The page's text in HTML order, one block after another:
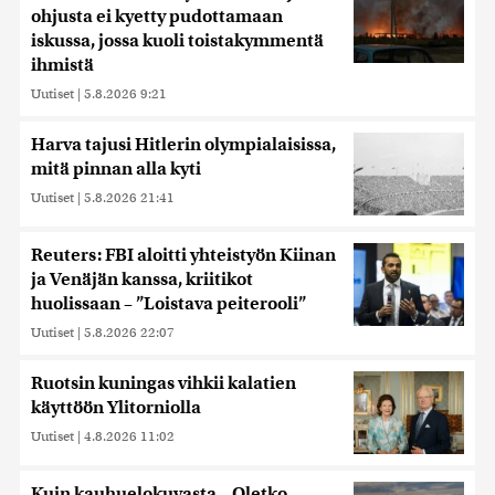
ohjusta ei kyetty pudottamaan
iskussa, jossa kuoli toistakymmentä
ihmistä
Uutiset | 5.8.2026 9:21
Harva tajusi Hitlerin olympialaisissa,
mitä pinnan alla kyti
Uutiset | 5.8.2026 21:41
Reuters: FBI aloitti yhteistyön Kiinan
ja Venäjän kanssa, kriitikot
huolissaan – ”Loistava peiterooli”
Uutiset | 5.8.2026 22:07
Ruotsin kuningas vihkii kalatien
käyttöön Ylitorniolla
Uutiset | 4.8.2026 11:02